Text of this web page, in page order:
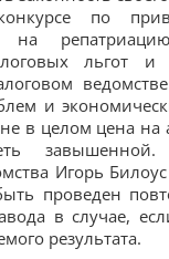
по
на
льгот
и
в целом цена на
Игорь
проведен
в случае,
результата.